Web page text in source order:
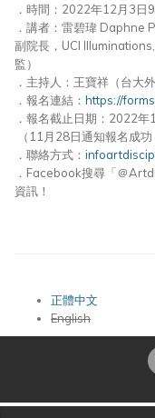
．時間：2022年12月3日
．講者：雷碧瑋 Daphne
副院長，UCI
監）
．主持人：王寶祥（台大
．報名連結： https://
．報名截止日期：2022
（11月28日通知報名成
．聯絡方式：
．Facebook搜尋「＠
資訊！
正體中文
English